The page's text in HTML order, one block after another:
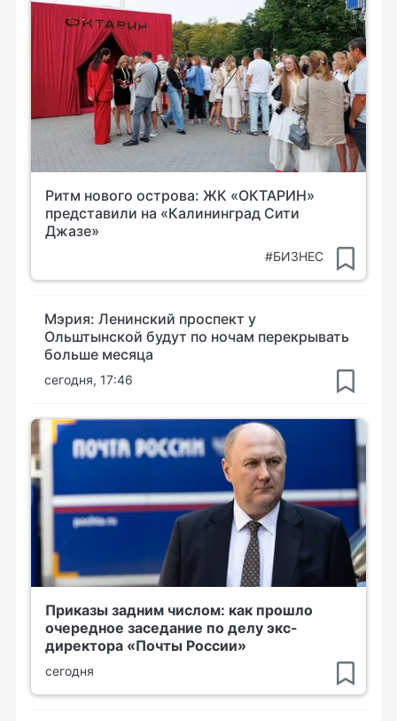
Ритм нового острова: ЖК «ОКТАРИН»
представили на «Калининград Сити
Джазе»
#БИЗНЕС
Мэрия: Ленинский проспект у
Ольштынской будут по ночам перекрывать
больше месяца
сегодня, 17:46
Приказы задним числом: как прошло
очередное заседание по делу экс-
директора «Почты России»
сегодня